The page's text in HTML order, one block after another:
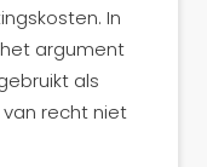
In
argument
als
recht niet